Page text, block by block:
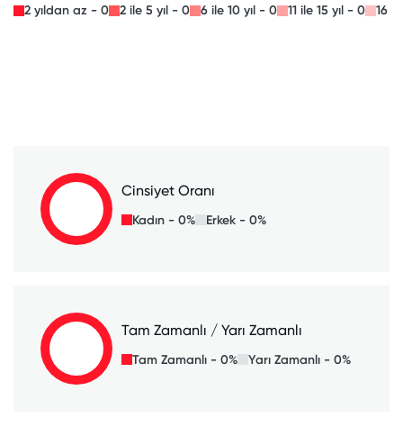
2 yıldan az - 0 2 ile 5 yıl - 0 6 ile 10 yıl - 0 11 ile 15 yıl - 0 16
Cinsiyet Oranı
Kadın - 0% Erkek - 0%
Tam Zamanlı / Yarı Zamanlı
Tam Zamanlı - 0% Yarı Zamanlı - 0%